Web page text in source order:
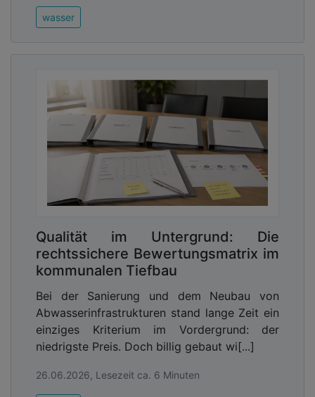
wasser
Qualität im Untergrund: Die
rechtssichere Bewertungsmatrix im
kommunalen Tiefbau
Bei der Sanierung und dem Neubau von
Abwasserinfrastrukturen stand lange Zeit ein
einziges Kriterium im Vordergrund: der
niedrigste Preis. Doch billig gebaut wi[...]
26.06.2026, Lesezeit ca. 6 Minuten